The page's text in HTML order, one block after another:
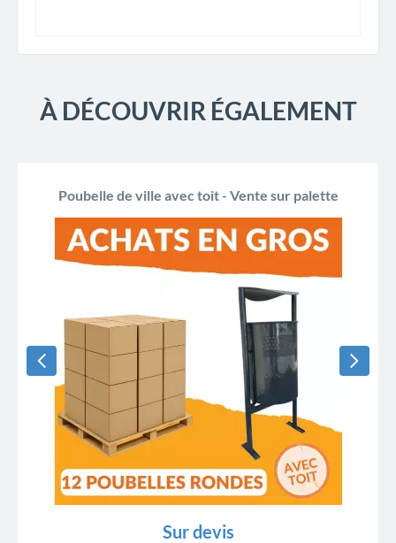
À DÉCOUVRIR ÉGALEMENT
Poubelle de ville avec toit - Vente sur palette
Sur devis